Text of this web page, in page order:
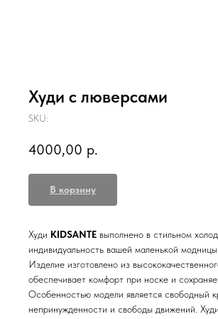
Худи с люверсами
SKU:
4000,00 р.
В корзину
Худи KIDSANTE выполнено в стильном
индивидуальность вашей маленькой модницы.
Изделие изготовлено из
обеспечивает комфорт при носке и
Особенностью модели является свободный
непринужденности и свободы движений.